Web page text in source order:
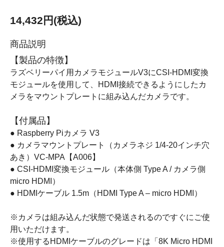
14,432円(税込)
商品説明
【製品の特徴】
ラズベリーパイ用カメラモジュールV3にCSI-HDMI変換
モジュールを使用して、HDMI接続できるようにしたカ
メラをマウントプレートに組み込んだカメラです。
【付属品】
● Raspberry Piカメラ V3
● カメラマウントプレート（カメラネジ 1/4-20インチ穴
あき）VC-MPA【A006】
● CSI-HDMI変換モジュール（本体側 Type A / カメラ側
micro HDMI）
● HDMIケーブル 1.5m（HDMI Type A – micro HDMI）
※カメラは組み込んだ状態で発送されるのですぐにご使
用いただけます。
※使用するHDMIケーブルのグレードは「8K Micro HDMI